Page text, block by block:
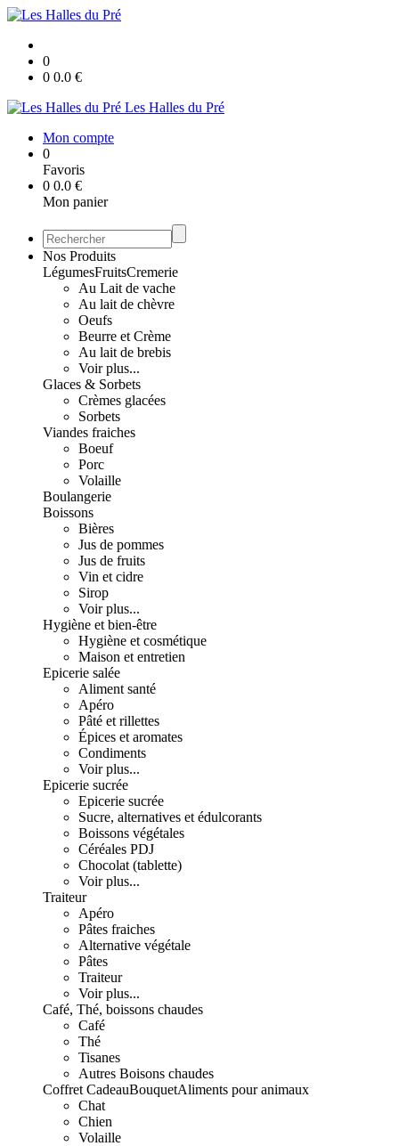
0
0 0.0 €
Les Halles du Pré
Mon compte
0
Favoris
0 0.0 €
Mon panier
Nos Produits
LégumesFruitsCremerie
Au Lait de vache
Au lait de chèvre
Oeufs
Beurre et Crème
Au lait de brebis
Voir plus...
Glaces & Sorbets
Crèmes glacées
Sorbets
Viandes fraiches
Boeuf
Porc
Volaille
Boulangerie
Boissons
Bières
Jus de pommes
Jus de fruits
Vin et cidre
Sirop
Voir plus...
Hygiène et bien-être
Hygiène et cosmétique
Maison et entretien
Epicerie salée
Aliment santé
Apéro
Pâté et rillettes
Épices et aromates
Condiments
Voir plus...
Epicerie sucrée
Epicerie sucrée
Sucre, alternatives et édulcorants
Boissons végétales
Céréales PDJ
Chocolat (tablette)
Voir plus...
Traiteur
Apéro
Pâtes fraiches
Alternative végétale
Pâtes
Traiteur
Voir plus...
Café, Thé, boissons chaudes
Café
Thé
Tisanes
Autres Boisons chaudes
Coffret CadeauBouquetAliments pour animaux
Chat
Chien
Volaille